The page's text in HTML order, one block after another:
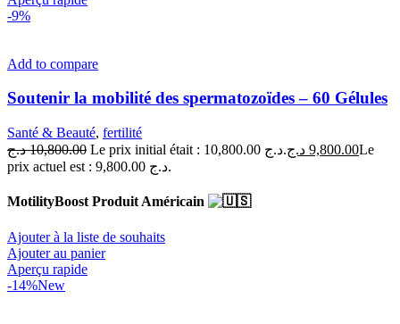
-9%
Add to compare
Soutenir la mobilité des spermatozoïdes – 60 Gélules
Santé & Beauté, fertilité
10,800.00 د.ج Le prix initial était : 10,800.00 د.ج. 9,800.00 د.ج
Le
prix actuel est : 9,800.00 د.ج.
MotilityBoost Produit Américain
Ajouter à la liste de souhaits
Ajouter au panier
Aperçu rapide
-14%New